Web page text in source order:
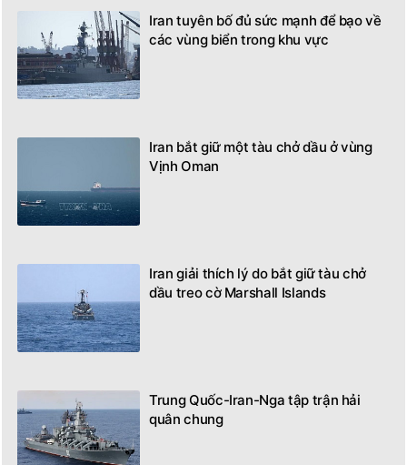
Iran tuyên bố đủ sức mạnh để bạo về
các vùng biển trong khu vực
Iran bắt giữ một tàu chở dầu ở vùng
Vịnh Oman
Iran giải thích lý do bắt giữ tàu chở
dầu treo cờ Marshall Islands
Trung Quốc-Iran-Nga tập trận hải
quân chung